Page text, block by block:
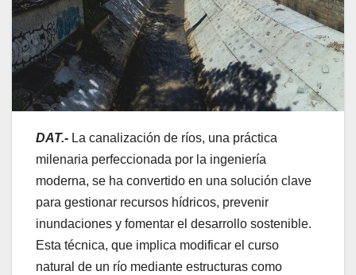
DAT.- La canalización de ríos, una práctica
milenaria perfeccionada por la ingeniería
moderna, se ha convertido en una solución clave
para gestionar recursos hídricos, prevenir
inundaciones y fomentar el desarrollo sostenible.
Esta técnica, que implica modificar el curso
natural de un río mediante estructuras como